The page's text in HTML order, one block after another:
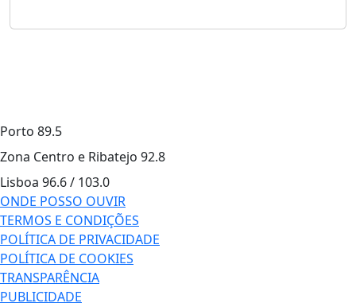
Porto 89.5
Zona Centro e Ribatejo 92.8
Lisboa 96.6 / 103.0
ONDE POSSO OUVIR
TERMOS E CONDIÇÕES
POLÍTICA DE PRIVACIDADE
POLÍTICA DE COOKIES
TRANSPARÊNCIA
PUBLICIDADE